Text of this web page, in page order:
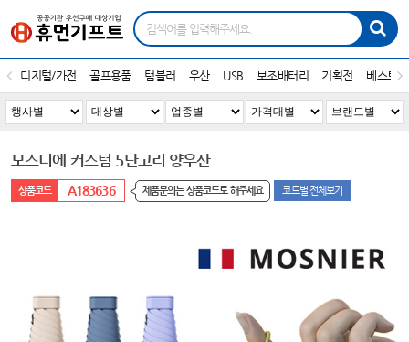
디지털/가전 골프용품 텀블러 우산 USB 보조배터리 기획전 베스트
모스니에 커스텀 5단고리 양우산
A183636 제품문의는 상품코드로 해주세요 코드별 전체보기